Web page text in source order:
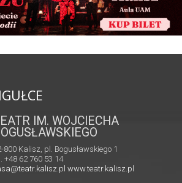
IM. WOJCIECHA
800 Kalisz, pl. Bogusławskiego 1
+48 62 760 53 14
www.teatr.kalisz.pl